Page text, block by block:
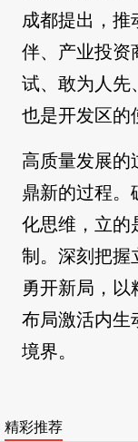
成都提出，推
伴、产业投资
试、敢为人先
也是开发区的
高质量发展的
鼎新的过程。
化思维，立的
制。深刻把握
勇开新局，以
布局激活内生
境界。
精彩推荐